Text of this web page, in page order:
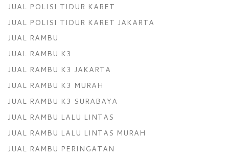
JUAL POLISI TIDUR KARET
JUAL POLISI TIDUR KARET JAKARTA
JUAL RAMBU
JUAL RAMBU K3
JUAL RAMBU K3 JAKARTA
JUAL RAMBU K3 MURAH
JUAL RAMBU K3 SURABAYA
JUAL RAMBU LALU LINTAS
JUAL RAMBU LALU LINTAS MURAH
JUAL RAMBU PERINGATAN